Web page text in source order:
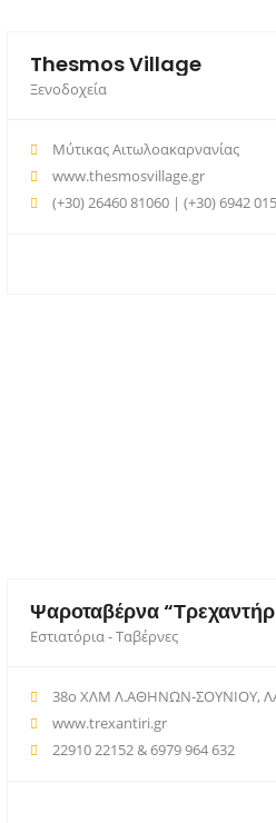
Thesmos Village
Ξενοδοχεία
Μύτικας Αιτωλοακαρνανίας
www.thesmosvillage.gr
(+30) 26460 81060 | (+30) 6942 015
Ψαροταβέρνα
Εστιατόρια - Ταβέρνες
38ο ΧΛΜ Λ.ΑΘΗΝΩΝ-ΣΟΥΝΙΟΥ,
www.trexantiri.gr
22910 22152 & 6979 964 632